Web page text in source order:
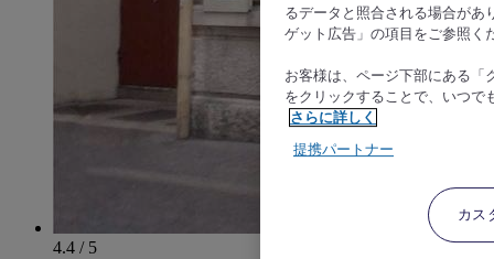
4.4 / 5
るデータと照合される場合があ
ゲット広告」の項目をご参照く
お客様は、ページ下部にある「
をクリックすることで、いつで
さらに詳しく
提携パートナー
カス